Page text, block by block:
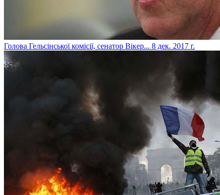
​Голова Гельсінської комісії, сенатор Вікер... 8 дек. 2017 г.